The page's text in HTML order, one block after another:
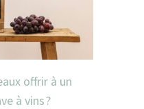
offrir à un
à vins ?